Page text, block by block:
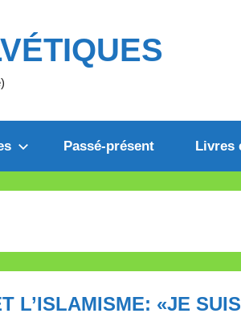
Passé-présent Livres
L’ISLAMISME: «JE